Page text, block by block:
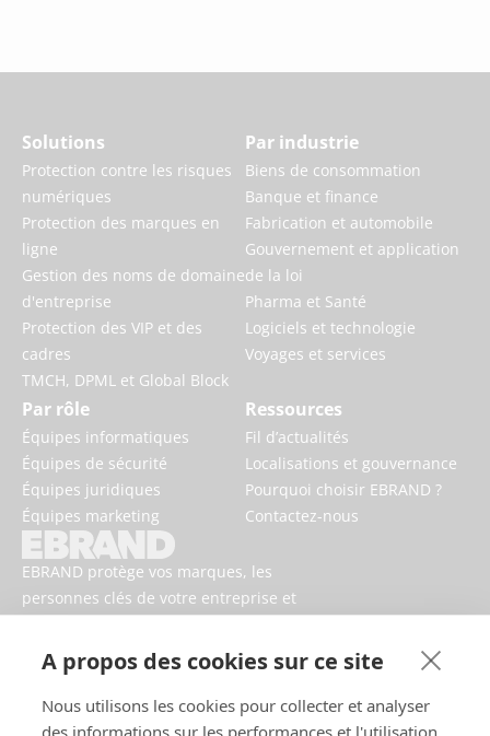
A propos des cookies sur ce site
Nous utilisons les cookies pour collecter et analyser
des informations sur les performances et l'utilisation
EBRAND protège vos marques, les
personnes clés de votre entreprise et
numériques.
Solutions
Protection contre les risques
numériques
Protection des marques en
ligne
Gestion des noms de domaine
d'entreprise
Protection des VIP et des
cadres
TMCH, DPML et Global Block
Par industrie
Biens de consommation
Banque et finance
Fabrication et automobile
Gouvernement et application
de la loi
Pharma et Santé
Logiciels et technologie
Voyages et services
Par rôle
Équipes informatiques
Équipes de sécurité
Équipes juridiques
Équipes marketing
Ressources
Fil d’actualités
Localisations et gouvernance
Pourquoi choisir EBRAND ?
Contactez-nous